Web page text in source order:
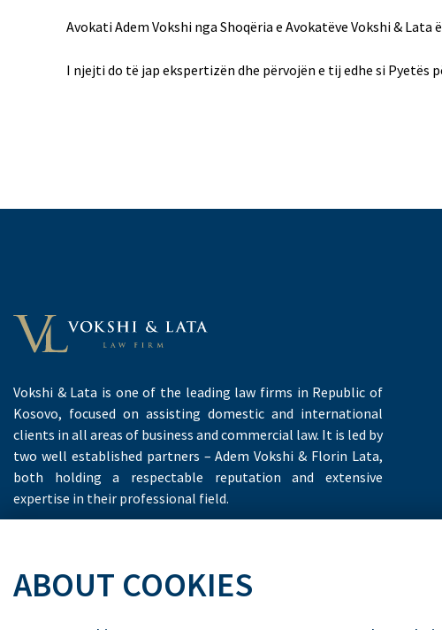
Avokati Adem Vokshi nga Shoqëria e Avokatëve Vokshi &
I njejti do të jap ekspertizën dhe përvojën e tij edhe si Pyetës
ABOUT COOKIES
Vokshi & Lata is one of the leading law firms in Republic of
Kosovo, focused on assisting domestic and international
clients in all areas of business and commercial law. It is led by
two well established partners – Adem Vokshi & Florin Lata,
both holding a respectable reputation and extensive
expertise in their professional field.